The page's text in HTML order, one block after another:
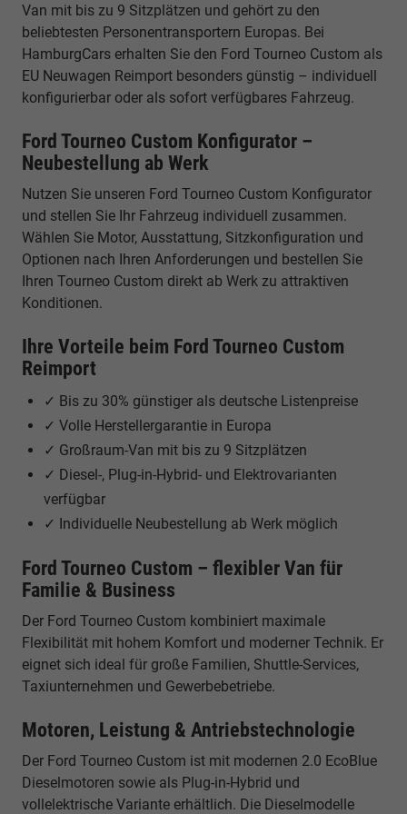
Van mit bis zu 9 Sitzplätzen und gehört zu den
beliebtesten Personentransportern Europas. Bei
HamburgCars erhalten Sie den Ford Tourneo Custom als
EU Neuwagen Reimport besonders günstig – individuell
konfigurierbar oder als sofort verfügbares Fahrzeug.
Ford Tourneo Custom Konfigurator –
Neubestellung ab Werk
Nutzen Sie unseren Ford Tourneo Custom Konfigurator
und stellen Sie Ihr Fahrzeug individuell zusammen.
Wählen Sie Motor, Ausstattung, Sitzkonfiguration und
Optionen nach Ihren Anforderungen und bestellen Sie
Ihren Tourneo Custom direkt ab Werk zu attraktiven
Konditionen.
Ihre Vorteile beim Ford Tourneo Custom
Reimport
✓ Bis zu 30% günstiger als deutsche Listenpreise
✓ Volle Herstellergarantie in Europa
✓ Großraum-Van mit bis zu 9 Sitzplätzen
✓ Diesel-, Plug-in-Hybrid- und Elektrovarianten
verfügbar
✓ Individuelle Neubestellung ab Werk möglich
Ford Tourneo Custom – flexibler Van für
Familie & Business
Der Ford Tourneo Custom kombiniert maximale
Flexibilität mit hohem Komfort und moderner Technik. Er
eignet sich ideal für große Familien, Shuttle-Services,
Taxiunternehmen und Gewerbebetriebe.
Motoren, Leistung & Antriebstechnologie
Der Ford Tourneo Custom ist mit modernen 2.0 EcoBlue
Dieselmotoren sowie als Plug-in-Hybrid und
vollelektrische Variante erhältlich. Die Dieselmodelle